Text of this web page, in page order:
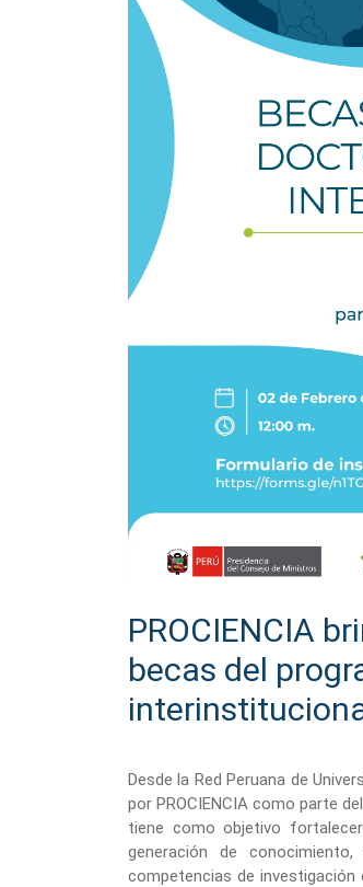
PROCIENCIA
becas del
Desde la Red Peruana de
por PROCIENCIA como parte
tiene como objetivo
generación de
competencias de investigación